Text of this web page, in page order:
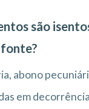
são
abono
em